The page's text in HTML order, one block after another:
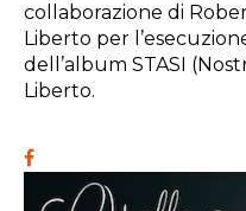
collaborazione di
Liberto per
dell’album STASI
Liberto.